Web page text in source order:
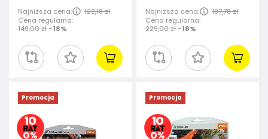
Najniższa cena:
122,18 zł
Cena regularna:
149,00 zł -18%
Najniższa cena:
187,78 zł
Cena regularna:
229,00 zł -18%
Promocja Promocja